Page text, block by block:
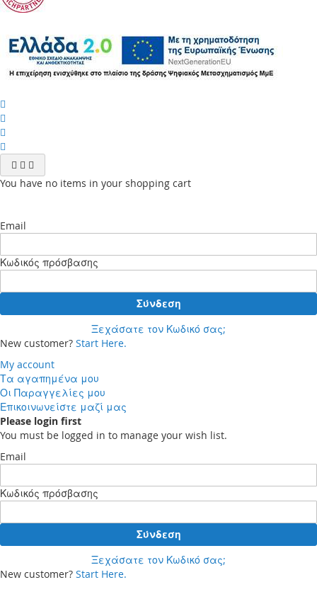
You have no items in your shopping cart
Email
Κωδικός πρόσβασης
Σύνδεση
Ξεχάσατε τον Κωδικό σας;
New customer? Start Here.
My account
Τα αγαπημένα μου
Οι Παραγγελίες μου
Επικοινωνείστε μαζί μας
Please login first
You must be logged in to manage your wish list.
Email
Κωδικός πρόσβασης
Σύνδεση
Ξεχάσατε τον Κωδικό σας;
New customer? Start Here.